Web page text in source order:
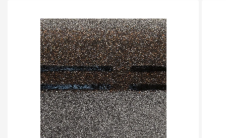
Фасадная плитка
Комплектующие для фасадов
Пленки и мембраны
Мягкая кровля
Однослойная черепица